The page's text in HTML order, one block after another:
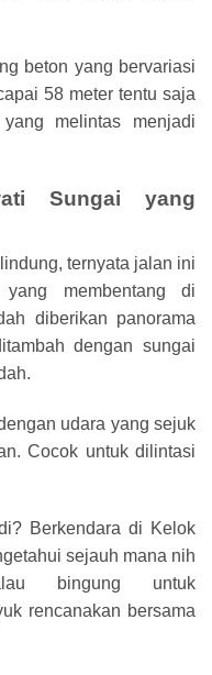
beton yang bervariasi
58 meter tentu saja
melintas menjadi
Sungai yang
ternyata jalan ini
membentang di
diberikan panorama
dengan sungai
udara yang sejuk
Cocok untuk dilintasi
Berkendara di Kelok
sejauh mana nih
bingung untuk
rencanakan bersama